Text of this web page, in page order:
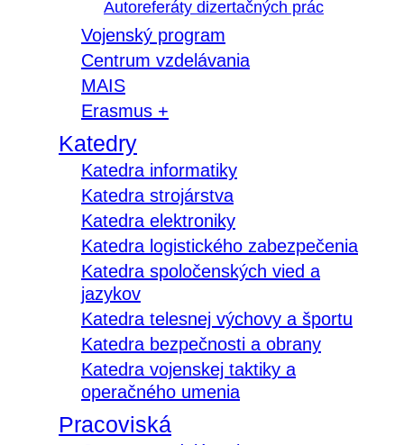
Autoreferáty dizertačných prác
Vojenský program
Centrum vzdelávania
MAIS
Erasmus +
Katedry
Katedra informatiky
Katedra strojárstva
Katedra elektroniky
Katedra logistického zabezpečenia
Katedra spoločenských vied a
jazykov
Katedra telesnej výchovy a športu
Katedra bezpečnosti a obrany
Katedra vojenskej taktiky a
operačného umenia
Pracoviská